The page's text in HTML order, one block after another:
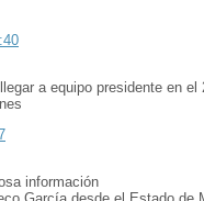
a equipo presidente en
información